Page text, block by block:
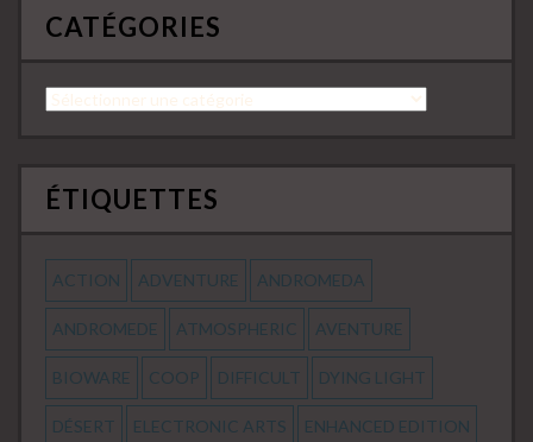
CATÉGORIES
Catégories
ÉTIQUETTES
ACTION ADVENTURE ANDROMEDA
ANDROMEDE ATMOSPHERIC AVENTURE
BIOWARE COOP DIFFICULT DYING LIGHT
DÉSERT ELECTRONIC ARTS ENHANCED EDITION